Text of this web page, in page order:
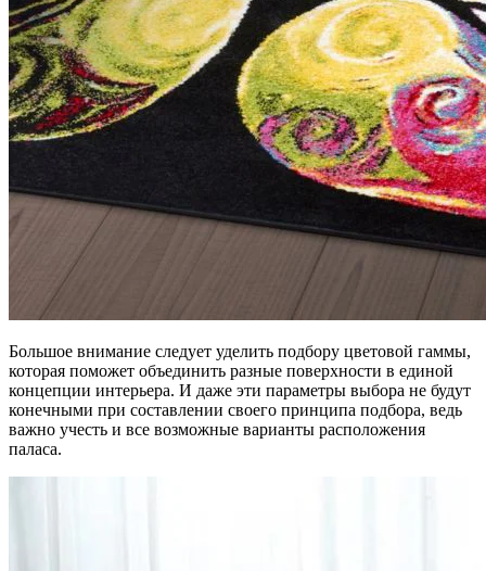
Большое внимание следует уделить подбору цветовой гаммы,
которая поможет объединить разные поверхности в единой
концепции интерьера. И даже эти параметры выбора не будут
конечными при составлении своего принципа подбора, ведь
важно учесть и все возможные варианты расположения
паласа.